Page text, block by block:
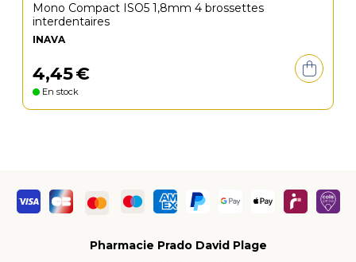
Mono Compact ISO5 1,8mm 4 brossettes
interdentaires
INAVA
4,45€
En stock
Pharmacie Prado David Plage